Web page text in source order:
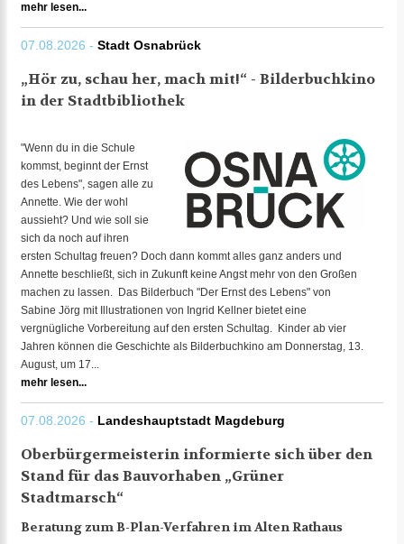
mehr lesen...
07.08.2026 - Stadt Osnabrück
„Hör zu, schau her, mach mit!“ - Bilderbuchkino
in der Stadtbibliothek
"Wenn du in die Schule
kommst, beginnt der Ernst
des Lebens", sagen alle zu
Annette. Wie der wohl
aussieht? Und wie soll sie
sich da noch auf ihren
ersten Schultag freuen? Doch dann kommt alles ganz anders und
Annette beschließt, sich in Zukunft keine Angst mehr von den Großen
machen zu lassen. Das Bilderbuch "Der Ernst des Lebens" von
Sabine Jörg mit Illustrationen von Ingrid Kellner bietet eine
vergnügliche Vorbereitung auf den ersten Schultag. Kinder ab vier
Jahren können die Geschichte als Bilderbuchkino am Donnerstag, 13.
August, um 17...
mehr lesen...
07.08.2026 - Landeshauptstadt Magdeburg
Oberbürgermeisterin informierte sich über den
Stand für das Bauvorhaben „Grüner
Stadtmarsch“
Beratung zum B-Plan-Verfahren im Alten Rathaus